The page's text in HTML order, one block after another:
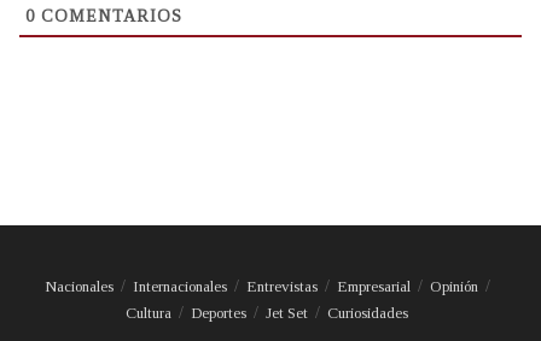
0 COMENTARIOS
Nacionales Internacionales Entrevistas Empresarial
Opinión
Cultura
Deportes Jet Set Curiosidades